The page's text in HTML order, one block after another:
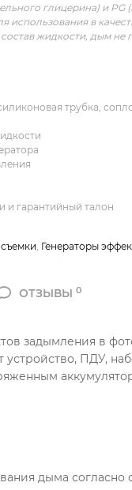
глицерина) и PG
использования в
жидкости, дым не
трубка,
и гарантийный талон
Генераторы
ОТЗЫВЫ0
задымления в
ПДУ,
дыма согласно